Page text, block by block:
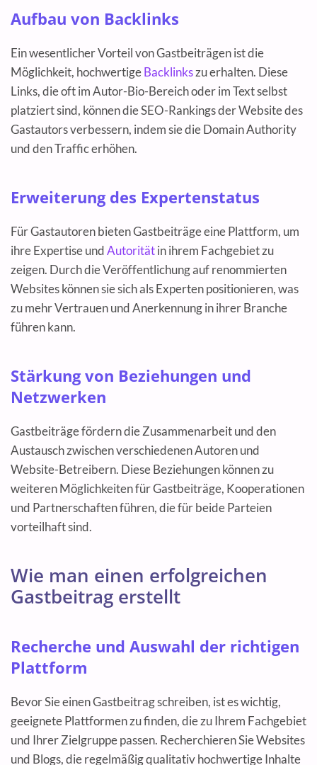
Aufbau von Backlinks
Ein wesentlicher Vorteil von Gastbeiträgen ist die
Möglichkeit, hochwertigeBacklinkszu erhalten. Diese
Links, die oft im Autor-Bio-Bereich oder im Text selbst
platziert sind, können die SEO-Rankings der Website des
Gastautors verbessern, indem sie die Domain Authority
und den Traffic erhöhen.
Erweiterung des Expertenstatus
Für Gastautoren bieten Gastbeiträge eine Plattform, um
ihre Expertise undAutoritätin ihrem Fachgebiet zu
zeigen. Durch die Veröffentlichung auf renommierten
Websites können sie sich als Experten positionieren, was
zu mehr Vertrauen und Anerkennung in ihrer Branche
führen kann.
Stärkung von Beziehungen und
Netzwerken
Gastbeiträge fördern die Zusammenarbeit und den
Austausch zwischen verschiedenen Autoren und
Website-Betreibern. Diese Beziehungen können zu
weiteren Möglichkeiten für Gastbeiträge, Kooperationen
und Partnerschaften führen, die für beide Parteien
vorteilhaft sind.
Wie man einen erfolgreichen
Gastbeitrag erstellt
Recherche und Auswahl der richtigen
Plattform
Bevor Sie einen Gastbeitrag schreiben, ist es wichtig,
geeignete Plattformen zu finden, die zu Ihrem Fachgebiet
und Ihrer Zielgruppe passen. Recherchieren Sie Websites
und Blogs, die regelmäßig qualitativ hochwertige Inhalte